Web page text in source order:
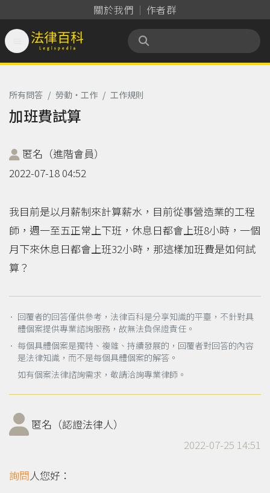
關於我們 作者群
法律百科 Legispedia
所有問答 / 勞動‧工作 / 工作規則
加班費試算
匿名（進階會員）
2022-07-18 04:52
我目前是以月薪制來計算薪水，目前從事營造業的工程
師，週一至五正常上下班，休息日都會上班8小時，一個
月下來休息日都會上班32小時，那這樣加班費是如何試
算？
． 回覆者的回答僅供參考，法律百科是分享知識的平臺，不針對具
體個案提供專業諮詢服務，故無法負保證責任。
． 每個具體個案是獨特、複雜、持續發展的，回覆者對回答的內容
是法律知識，而不是每個具體個案的解答。
如有個案法律諮詢需求，敬請洽詢專業律師。
匿名（認證法律人）
2022-07-25 14:51
詢問人您好：